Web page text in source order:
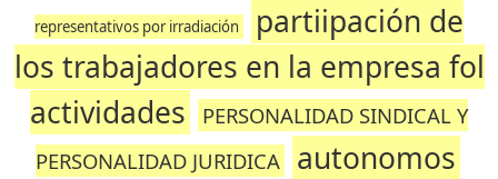
representativos por irradiación
partiipación de
los trabajadores en la empresa fol
actividades
PERSONALIDAD SINDICAL Y
PERSONALIDAD JURIDICA
autonomos